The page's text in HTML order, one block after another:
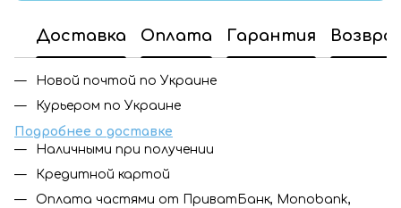
Доставка Оплата Гарантия
Новой почтой по Украине
Курьером по Украине
Подробнее о доставке
Наличными при получении
Кредитной картой
Оплата частями от ПриватБанк, Monobank,